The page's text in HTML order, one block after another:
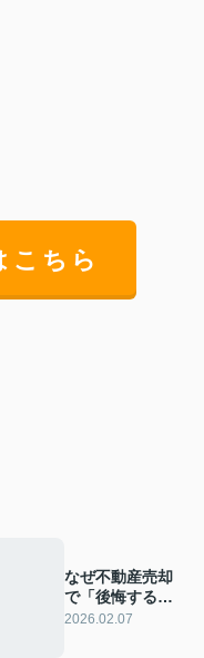
こちら
なぜ不動産売却
で「後悔する
人」が函館市で
2026.02.07